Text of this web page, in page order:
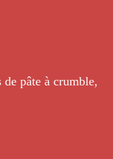
de pâte à crumble,